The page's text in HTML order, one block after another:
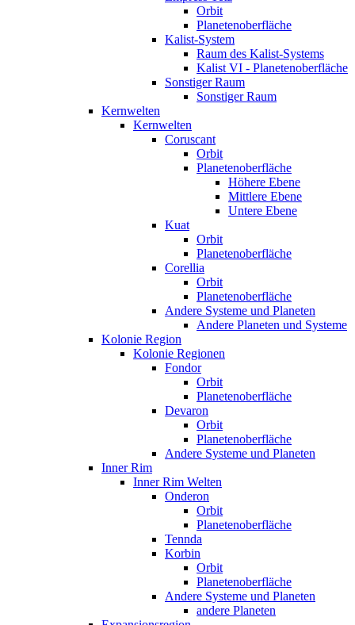
Orbit
Planetenoberfläche
Kalist-System
Raum des Kalist-Systems
Kalist VI - Planetenoberfläche
Sonstiger Raum
Sonstiger Raum
Kernwelten
Kernwelten
Coruscant
Orbit
Planetenoberfläche
Höhere Ebene
Mittlere Ebene
Untere Ebene
Kuat
Orbit
Planetenoberfläche
Corellia
Orbit
Planetenoberfläche
Andere Systeme und Planeten
Andere Planeten und Systeme
Kolonie Region
Kolonie Regionen
Fondor
Orbit
Planetenoberfläche
Devaron
Orbit
Planetenoberfläche
Andere Systeme und Planeten
Inner Rim
Inner Rim Welten
Onderon
Orbit
Planetenoberfläche
Tennda
Korbin
Orbit
Planetenoberfläche
Andere Systeme und Planeten
andere Planeten